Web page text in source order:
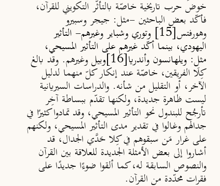
خوض حرب تاريخية خاصّة بالتأثّر التكويني للقرآن،
فأكّد بعض الباحثين -مثل: جيجر وسبيرو
وهورفتس[15] وتوري وشباير وغيرهم- التأثير
اليهودي، بينما أكّد غيرهم على التأثير المسيحي،
مثل: ويلهانسون وأندريا[16] وبيلوغيرهم. وقد بالغ
كِلَا الفريقين، خاصّة عند إنكار كلّ منهما لدليل
الآخر، أو التقليل من شأنه. والدراسات السيريانية
ليست ظاهرة جديدة، ولكنها تقدّم ببساطة آخِر
تأرجُح للبندول نحو التأثير المسيحي، وقد تمادوا كثيرًا في
جدالهم وغالوا في تقدير مدى التأثير المسيحي، ولكنهم
على غرار مَن سبقوهم في كِلا حَدَّي الجدال، قد
أشاروا إلى بعض الأمثلة الجديدة للعلاقة بين القرآن
والنصوص السابقة له، كما ألقوا ضوءًا جديدًا على
فقرات محدّدة من القرآن.